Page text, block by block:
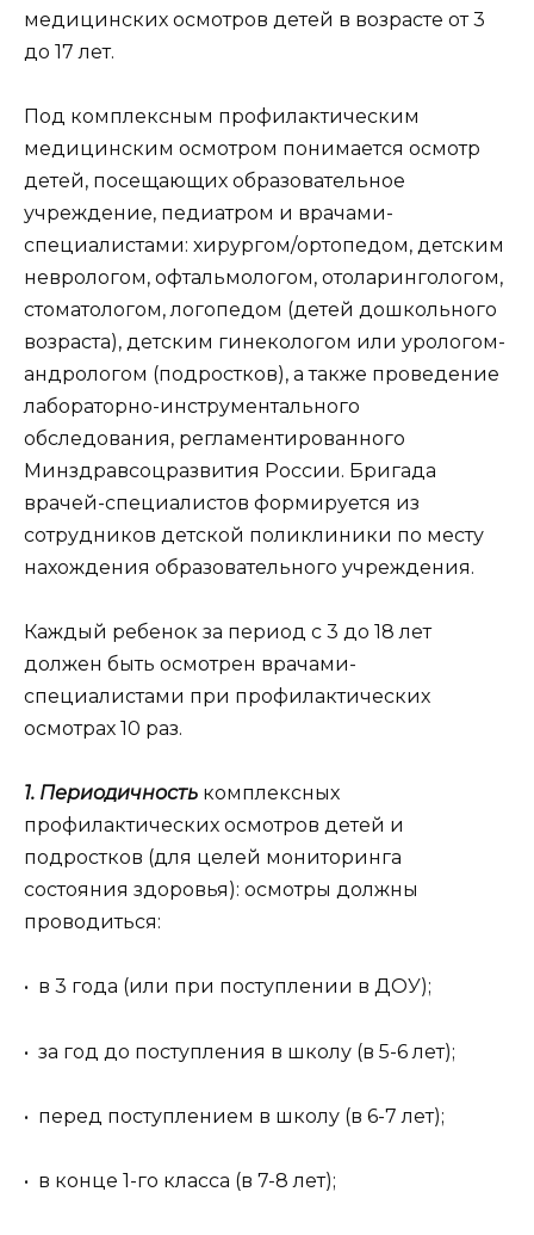
медицинских осмотров детей в возрасте от 3
до 17 лет.
Под комплексным профилактическим
медицинским осмотром понимается осмотр
детей, посещающих образовательное
учреждение, педиатром и врачами-
специалистами: хирургом/ортопедом, детским
неврологом, офтальмологом, отоларингологом,
стоматологом, логопедом (детей дошкольного
возраста), детским гинекологом или урологом-
андрологом (подростков), а также проведение
лабораторно-инструментального
обследования, регламентированного
Минздравсоцразвития России. Бригада
врачей-специалистов формируется из
сотрудников детской поликлиники по месту
нахождения образовательного учреждения.
Каждый ребенок за период с 3 до 18 лет
должен быть осмотрен врачами-
специалистами при профилактических
осмотрах 10 раз.
1. Периодичность комплексных
профилактических осмотров детей и
подростков (для целей мониторинга
состояния здоровья): осмотры должны
проводиться:
• в 3 года (или при поступлении в ДОУ);
• за год до поступления в школу (в 5-6 лет);
• перед поступлением в школу (в 6-7 лет);
• в конце 1-го класса (в 7-8 лет);